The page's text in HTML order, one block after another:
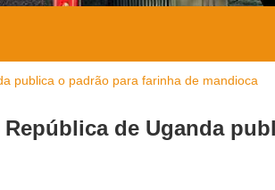
publica o padrão para farinha de mandioca
República de Uganda